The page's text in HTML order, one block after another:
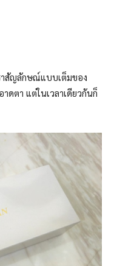
สัญลักษณ์แบบเต็มของ
ดตา แต่ในเวลาเดียวกันก็